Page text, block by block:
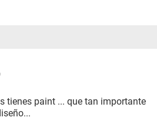
tienes paint ... que tan importante